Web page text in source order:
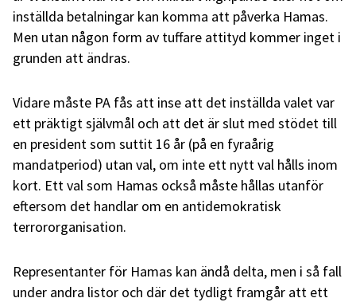
inställda betalningar kan komma att påverka Hamas.
Men utan någon form av tuffare attityd kommer inget i
grunden att ändras.
Vidare måste PA fås att inse att det inställda valet var
ett präktigt självmål och att det är slut med stödet till
en president som suttit 16 år (på en fyraårig
mandatperiod) utan val, om inte ett nytt val hålls inom
kort. Ett val som Hamas också måste hållas utanför
eftersom det handlar om en antidemokratisk
terrororganisation.
Representanter för Hamas kan ändå delta, men i så fall
under andra listor och där det tydligt framgår att ett